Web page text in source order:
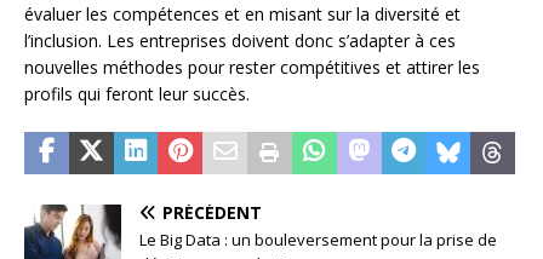
évaluer les compétences et en misant sur la diversité et
l’inclusion. Les entreprises doivent donc s’adapter à ces
nouvelles méthodes pour rester compétitives et attirer les
profils qui feront leur succès.
PRÉCÉDENT
Le Big Data : un bouleversement pour la prise de